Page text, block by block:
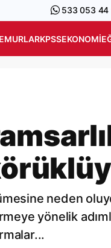
533 053 44
KPSSEKONOMI
neden
yönelik